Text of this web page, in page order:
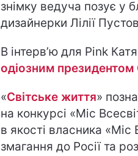
знімку ведуча позує у
дизайнерки Лілії
В інтерв’ю для Pink
одіозним президентом
«Світське життя»
на конкурсі «Міс
в якості власника «Міс
змагання до Росії та